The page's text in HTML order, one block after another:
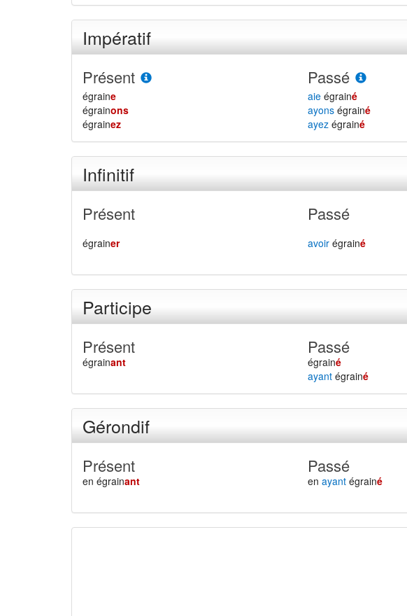
Impératif
Présent
égraine
égrainons
égrainez
Passé
aie égrainé
ayons égrainé
ayez égrainé
Infinitif
Présent
égrainer
Passé
avoir égrainé
Participe
Présent
égrainant
Passé
égrainé
ayant égrainé
Gérondif
Présent
en égrainant
Passé
enayant égrainé